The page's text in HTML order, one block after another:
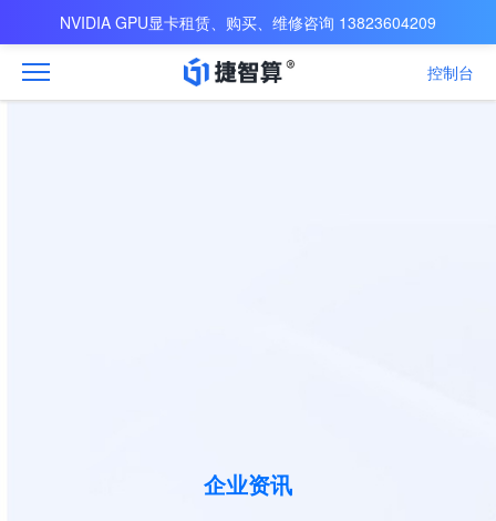
NVIDIA GPU显卡租赁、购买、维修咨询 13823604209
控制台
企业资讯